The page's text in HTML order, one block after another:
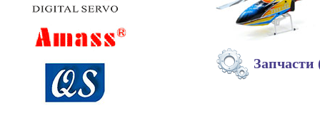
Запчасти